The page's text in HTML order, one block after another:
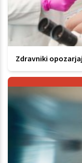
Zdravniki